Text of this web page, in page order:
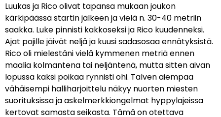
Luukas ja Rico olivat tapansa mukaan joukon
kärkipäässä startin jälkeen ja vielä n. 30-40 metriin
saakka. Luke pinnisti kakkoseksi ja Rico kuudenneksi.
Ajat pojille jäivät neljä ja kuusi sadasosaa ennätyksistä.
Rico oli mielestäni vielä kymmenen metriä ennen
maalia kolmantena tai neljäntenä, mutta sitten aivan
lopussa kaksi poikaa rynnisti ohi. Talven aiempaa
vähäisempi halliharjoittelu näkyy nuorten miesten
suorituksissa ja askelmerkkiongelmat hyppylajeissa
kertovat samasta seikasta. Tämä on otettava